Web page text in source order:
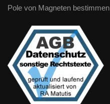
Pole von Magneten bestimmen